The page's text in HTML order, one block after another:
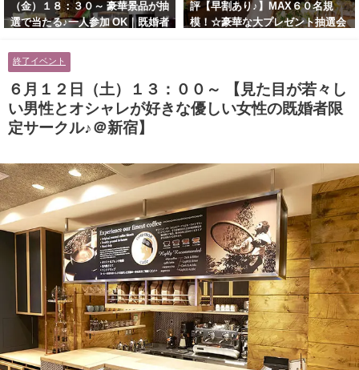
（金）１８：３０～ 豪華景品が抽
選で当たる♪一人参加 OK｜既婚者
に余裕のある健康的なオシャレ男
性と美容好きで優しさのある大人
女性の既婚者限定ビッグパーティ
ー♪＠池袋】
評【早割あり♪】MAX６０名規
模！☆豪華な大プレゼント抽選会
ティー♪＠茶屋町】
終了イベント
６月１２日（土）１３：００～ 【見た目が若々し
い男性とオシャレが好きな優しい女性の既婚者限
定サークル♪＠新宿】